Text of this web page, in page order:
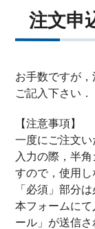
注文申
お手数ですが
ご記入下さい．
【注意事項】
一度にご注文
入力の際，半
すので，使用
「必須」部分
本フォームに
ール」が送信さ